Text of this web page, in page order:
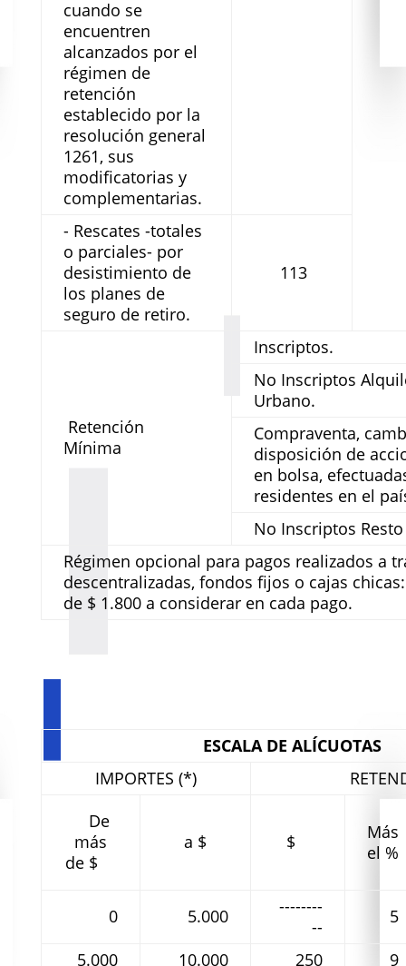
cuando se
encuentren
alcanzados por el
régimen de
retención
establecido por la
resolución general
1261, sus
modificatorias y
complementarias.
- Rescates -totales
o parciales- por
desistimiento de
los planes de
seguro de retiro.
113
Retención
Mínima
Inscriptos.
No Inscriptos
Urbano.
Compraventa,
disposición de
en bolsa,
residentes en el
No Inscriptos
Régimen opcional para pagos realizados a
descentralizadas, fondos fijos o cajas
de $ 1.800 a considerar en cada pago.
ESCALA DE ALÍCUOTAS
IMPORTES (*)
De
más
de $
a $ $
Más
el %
0 5.000
--------
--
5
5.000
10.000 250 9